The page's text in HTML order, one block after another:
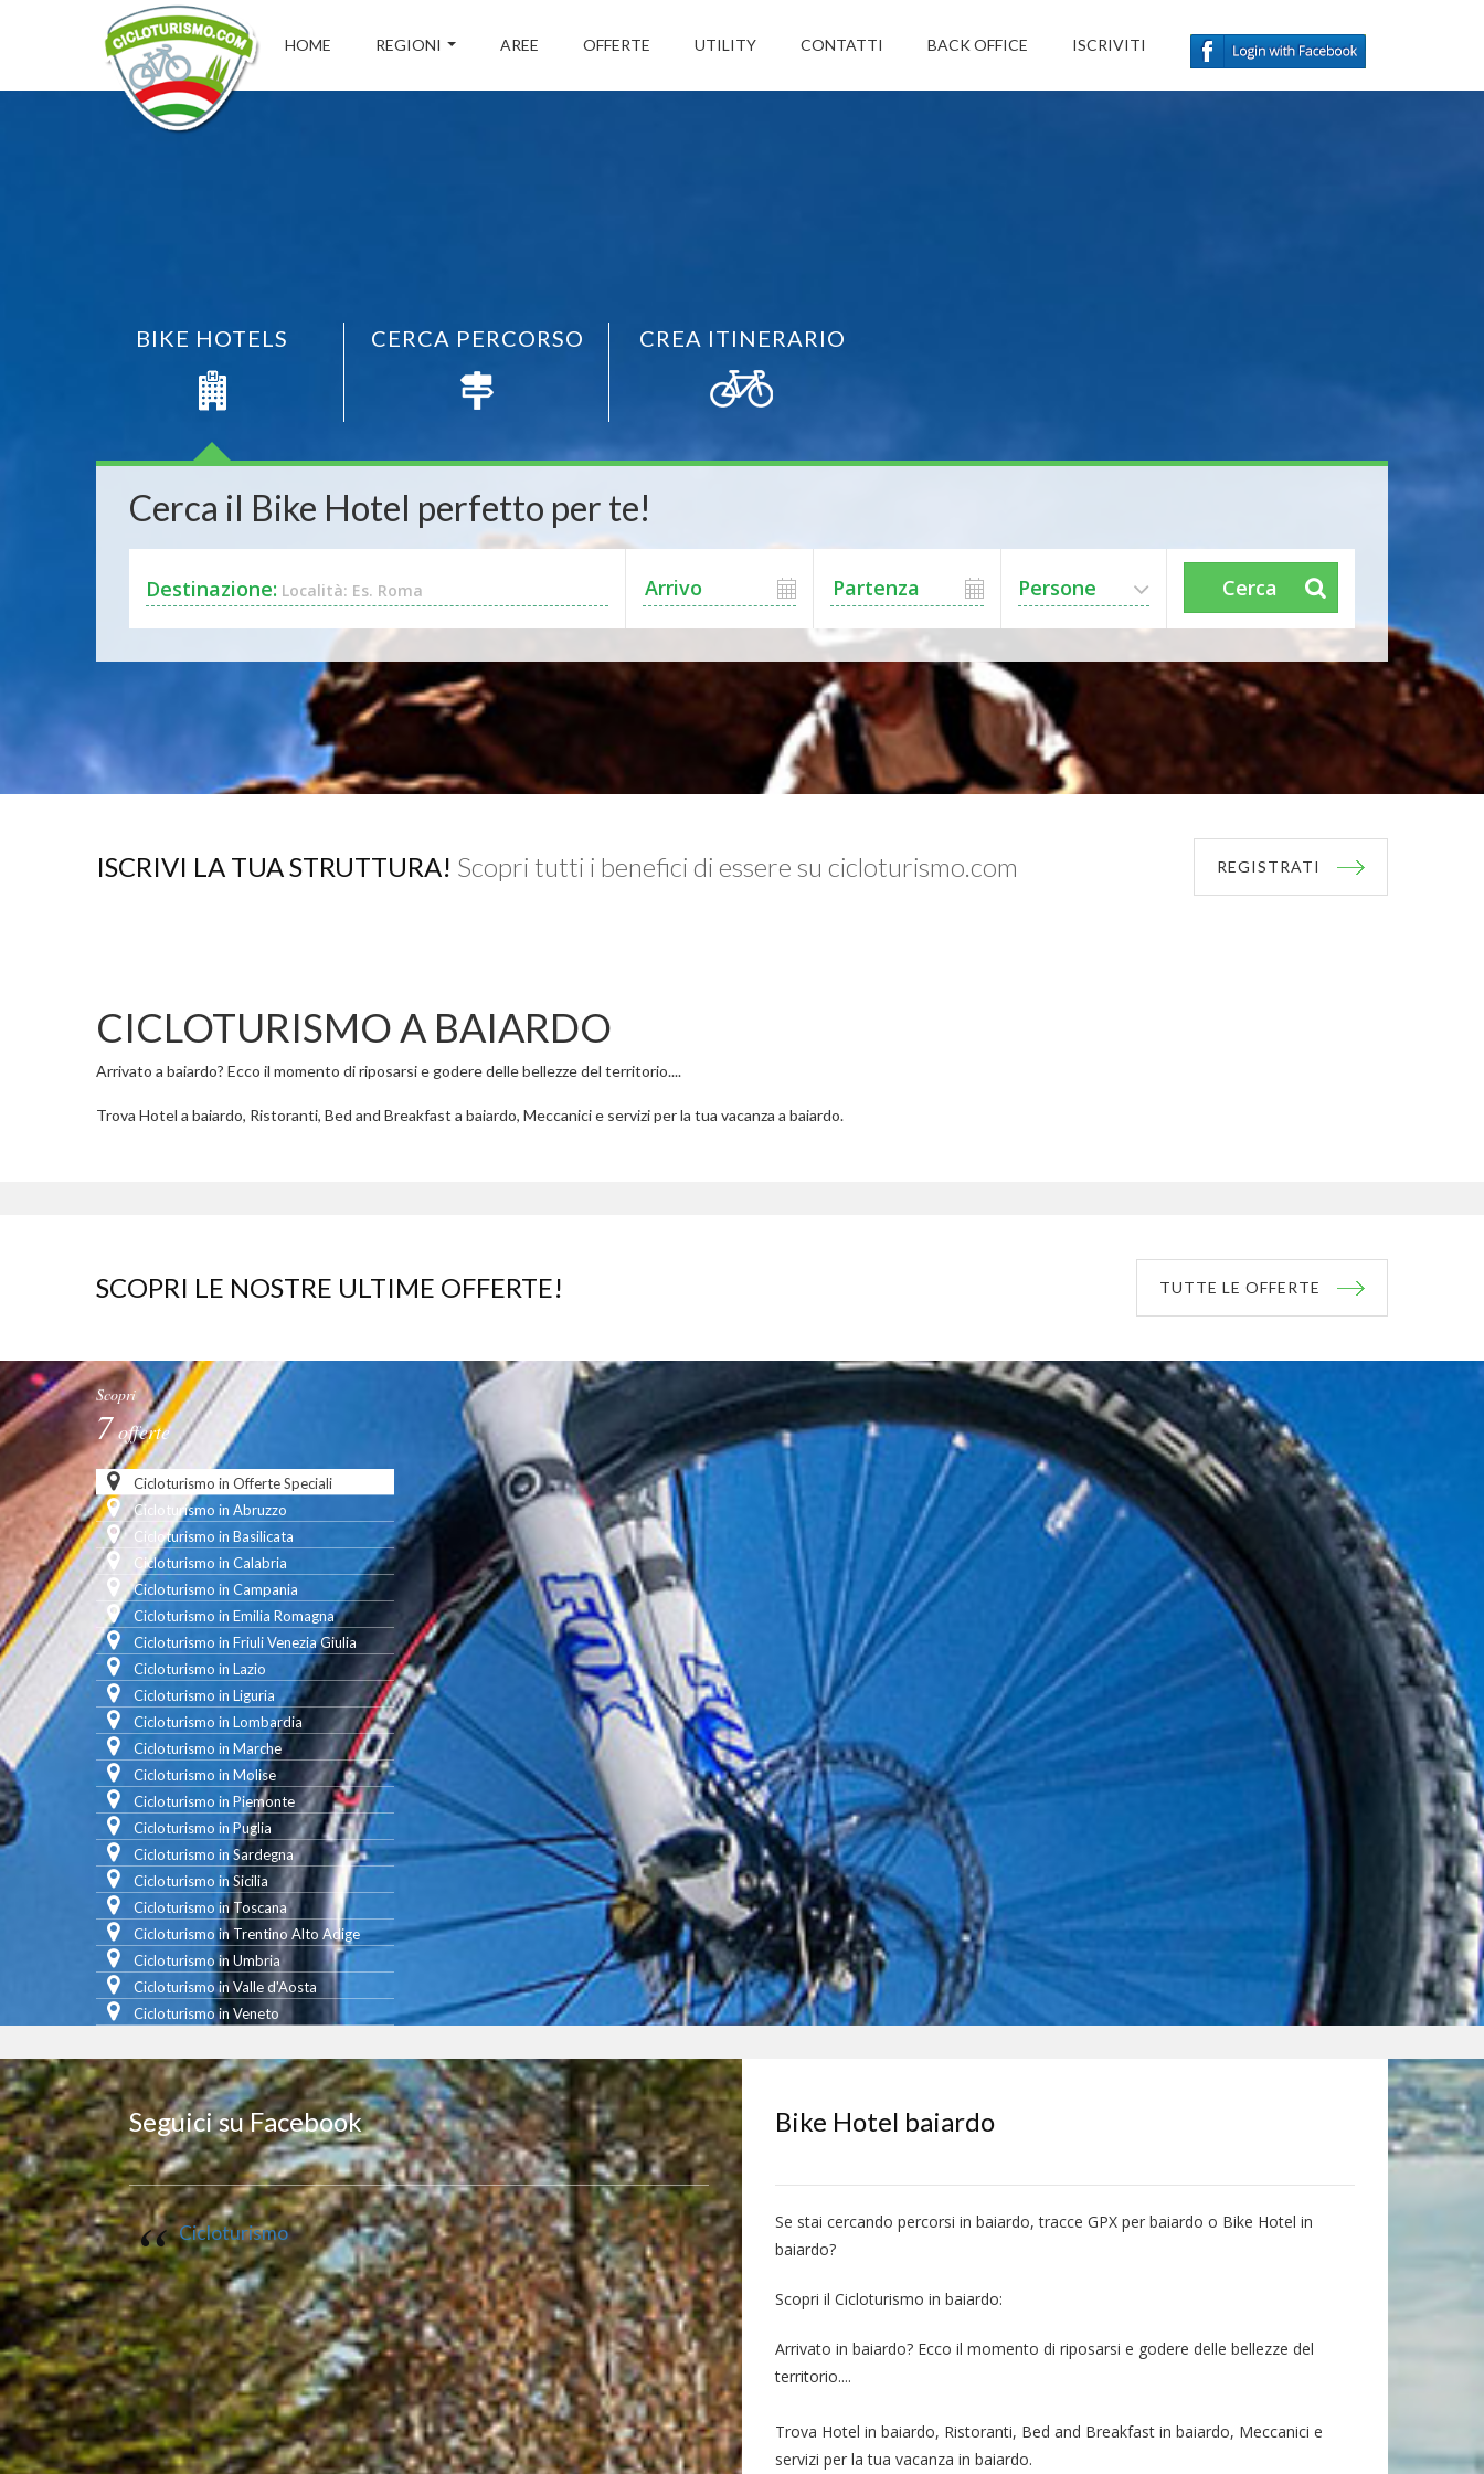
HOME REGIONI AREE OFFERTE UTILITY CONTATTI BACK OFFICE ISCRIVITI
BIKE HOTELS CERCA PERCORSO CREA ITINERARIO
Cerca il Bike Hotel perfetto per te!
Destinazione: Località: Es. Roma Persone Cerca
ISCRIVI LA TUA STRUTTURA! Scopri tutti i benefici di essere su cicloturismo.com REGISTRATI
CICLOTURISMO A BAIARDO
Arrivato a baiardo? Ecco il momento di riposarsi e godere delle bellezze del territorio....
Trova Hotel a baiardo, Ristoranti, Bed and Breakfast a baiardo, Meccanici e servizi per la tua vacanza a baiardo.
SCOPRI LE NOSTRE ULTIME OFFERTE! TUTTE LE OFFERTE
Scopri
7offerte
Cicloturismo in Offerte Speciali
Cicloturismo in Abruzzo
Cicloturismo in Basilicata
Cicloturismo in Calabria
Cicloturismo in Campania
Cicloturismo in Emilia Romagna
Cicloturismo in Friuli Venezia Giulia
Cicloturismo in Lazio
Cicloturismo in Liguria
Cicloturismo in Lombardia
Cicloturismo in Marche
Cicloturismo in Molise
Cicloturismo in Piemonte
Cicloturismo in Puglia
Cicloturismo in Sardegna
Cicloturismo in Sicilia
Cicloturismo in Toscana
Cicloturismo in Trentino Alto Adige
Cicloturismo in Umbria
Cicloturismo in Valle d'Aosta
Cicloturismo in Veneto
Seguici su Facebook
Cicloturismo
Bike Hotel baiardo
Se stai cercando percorsi in baiardo, tracce GPX per baiardo o Bike Hotel in
baiardo?
Scopri il Cicloturismo in baiardo:
Arrivato in baiardo? Ecco il momento di riposarsi e godere delle bellezze del
territorio....
Trova Hotel in baiardo, Ristoranti, Bed and Breakfast in baiardo, Meccanici e
servizi per la tua vacanza in baiardo.